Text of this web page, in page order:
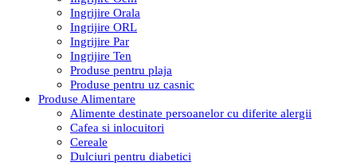
Ingrijire Orala
Ingrijire ORL
Ingrijire Par
Ingrijire Ten
Produse pentru plaja
Produse pentru uz casnic
Produse Alimentare
Alimente destinate persoanelor cu diferite alergii
Cafea si inlocuitori
Cereale
Dulciuri pentru diabetici